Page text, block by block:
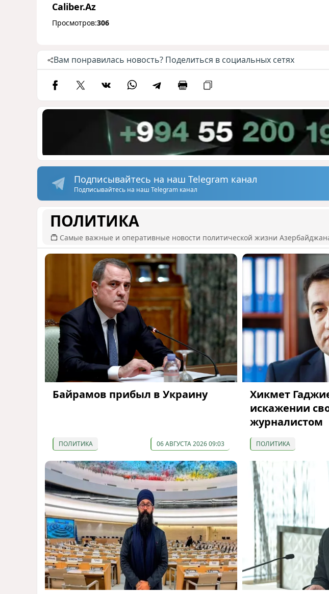
Caliber.Az
Просмотров:306
Вам понравилась новость? Поделиться в социальных сетях
Подписывайтесь на наш Telegram канал
Подписывайтесь на наш Telegram канал
ПОЛИТИКА
Самые важные и оперативные новости политической жизни
Байрамов прибыл в Украину
ПОЛИТИКА 06 АВГУСТА 2026 09:03
Хикмет
искажении
журналистом
ПОЛИТИКА